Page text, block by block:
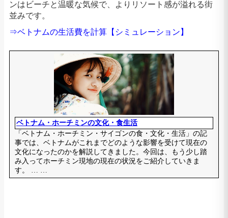
ンはビーチと温暖な気候で、よりリソート感が溢れる街
並みです。
⇒ベトナムの生活費を計算 【シミュレーション】